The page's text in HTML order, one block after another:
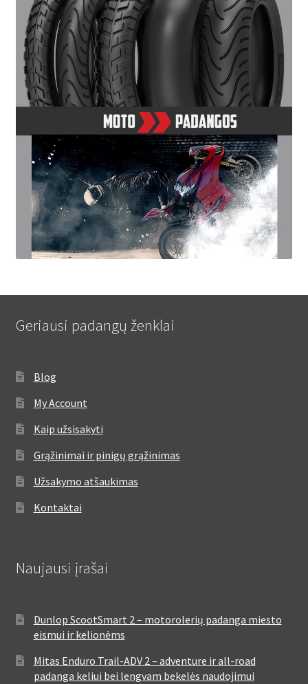
Geriausi padangų ženklai
Blog
My Account
Kaip užsisakyti
Grąžinimai ir pinigų grąžinimas
Užsakymo atšaukimas
Kontaktai
Naujausi įrašai
Dunlop ScootSmart 2 – motorolerių padanga miesto
eismui ir kelionėms
Mitas Enduro Trail-ADV 2 – adventure ir all-road
padanga keliui bei lengvam bekelės naudojimui